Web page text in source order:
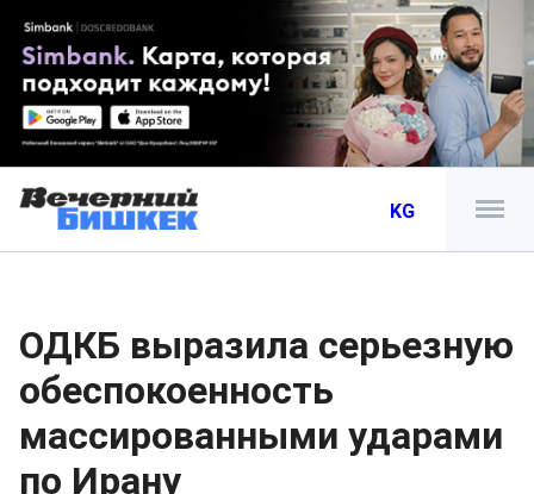
KG
ОДКБ выразила серьезную
обеспокоенность
массированными ударами
по Ирану